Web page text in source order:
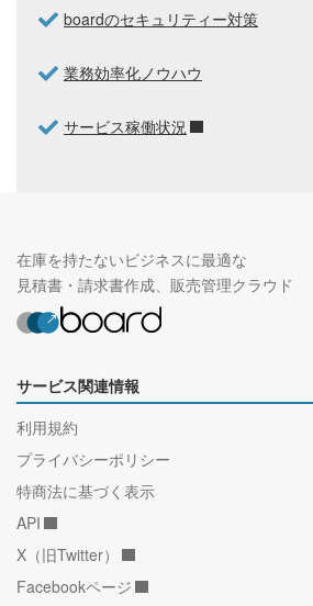
boardのセキュリティー対策
業務効率化ノウハウ
サービス稼働状況
在庫を持たないビジネスに最適な
見積書・請求書作成、販売管理クラウド
サービス関連情報
利用規約
プライバシーポリシー
特商法に基づく表示
API
X（旧Twitter）
Facebookページ